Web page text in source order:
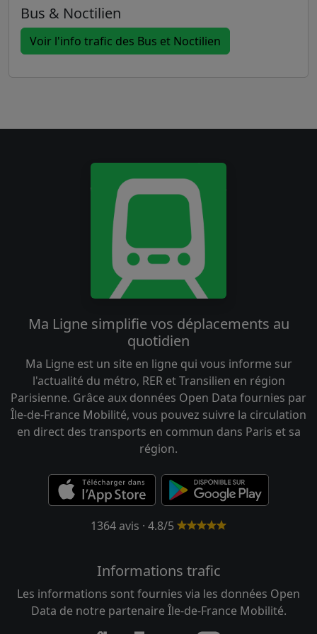
Bus & Noctilien
Voir l'info trafic des Bus et Noctilien
Ma Ligne simplifie vos déplacements au
quotidien
Ma Ligne est un site en ligne qui vous informe sur
l'actualité du métro, RER et Transilien en région
Parisienne. Grâce aux données Open Data fournies par
Île-de-France Mobilité, vous pouvez suivre la circulation
en direct des transports en commun dans Paris et sa
région.
1364 avis · 4.8/5
Informations trafic
Les informations sont fournies via les données Open
Data de notre partenaire Île-de-France Mobilité.